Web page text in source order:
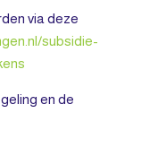
via deze
subsidie-
en de